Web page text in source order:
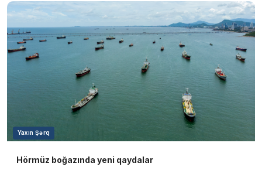
Yaxın Şərq
Hörmüz boğazında yeni qaydalar